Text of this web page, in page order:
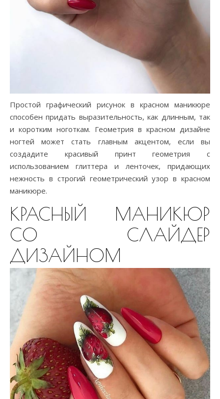
Простой графический рисунок в красном маникюре
способен придать выразительность, как длинным, так
и коротким ноготкам. Геометрия в красном дизайне
ногтей может стать главным акцентом, если вы
создадите красивый принт геометрия с
использованием глиттера и ленточек, придающих
нежность в строгий геометрический узор в красном
маникюре.
КРАСНЫЙ МАНИКЮР
СО СЛАЙДЕР
ДИЗАЙНОМ